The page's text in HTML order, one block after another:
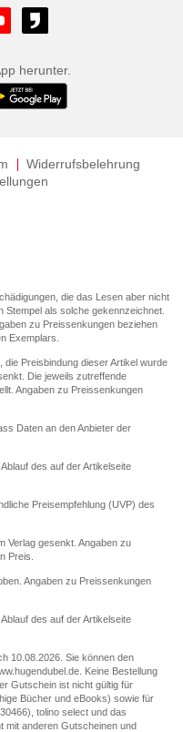
herunter.
Widerrufsbelehrung
die das Lesen aber nicht
als solche gekennzeichnet.
zu Preissenkungen beziehen
Exemplars.
die Preisbindung dieser Artikel wurde
Die jeweils zutreffende
Angaben zu Preissenkungen
Daten an den Anbieter der
des auf der Artikelseite
Preisempfehlung (UVP) des
Verlag gesenkt. Angaben zu
Preis.
Angaben zu Preissenkungen
des auf der Artikelseite
10.08.2026. Sie können den
Keine Bestellung
Gutschein ist nicht gültig für
Bücher und eBooks) sowie für
tolino select und das
mit anderen Gutscheinen und